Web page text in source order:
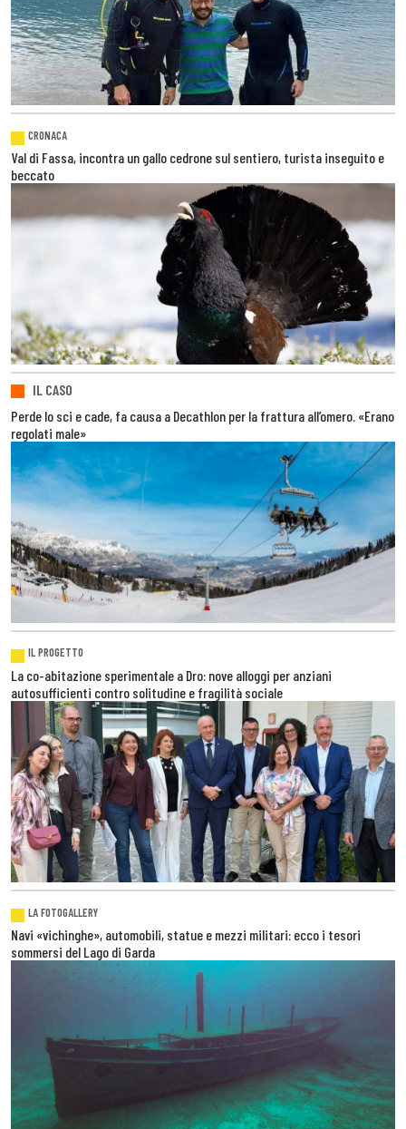
CRONACA
Val di Fassa, incontra un gallo cedrone sul sentiero, turista inseguito e
beccato
IL CASO
Perde lo sci e cade, fa causa a Decathlon per la frattura all’omero. «Erano
regolati male»
IL PROGETTO
La co-abitazione sperimentale a Dro: nove alloggi per anziani
autosufficienti contro solitudine e fragilità sociale
LA FOTOGALLERY
Navi «vichinghe», automobili, statue e mezzi militari: ecco i tesori
sommersi del Lago di Garda